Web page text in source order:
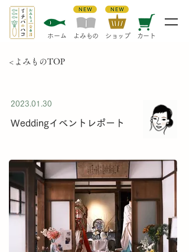
​ホーム ​よみもの ​ショップ カート
<よみものTOP
2023.01.30
Weddingイベントレポート